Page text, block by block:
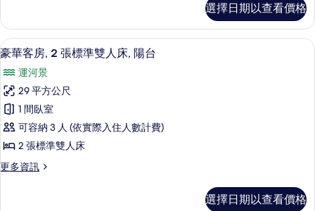
有
相
片
情
準
雙
人
床
的
所
有
相
片
客
房,
2
標
準
雙
人
床
的
詳
情
選擇日期以查看價格
顯
示
豪
華
客
房,
2
張
豪華客房, 2 張標準雙人床, 陽台 | 1 間
8
豪華客房, 2 張標準雙人床, 陽台
運河景
29 平方公尺
1 間臥室
可容納 3 人 (依實際入住人數計費)
2 張標準雙人床
更多資訊
更
選擇日期以查看價格